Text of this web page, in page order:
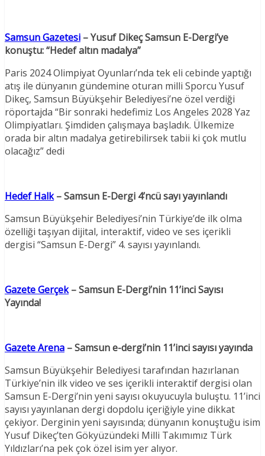
Samsun Gazetesi – Yusuf Dikeç Samsun E-Dergi’ye
konuştu: “Hedef altın madalya”
Paris 2024 Olimpiyat Oyunları’nda tek eli cebinde yaptığı
atış ile dünyanın gündemine oturan milli Sporcu Yusuf
Dikeç, Samsun Büyükşehir Belediyesi’ne özel verdiği
röportajda “Bir sonraki hedefimiz Los Angeles 2028 Yaz
Olimpiyatları. Şimdiden çalışmaya başladık. Ülkemize
orada bir altın madalya getirebilirsek tabii ki çok mutlu
olacağız” dedi
Hedef Halk– Samsun E-Dergi 4’ncü sayı yayınlandı
Samsun Büyükşehir Belediyesi’nin Türkiye’de ilk olma
özelliği taşıyan dijital, interaktif, video ve ses içerikli
dergisi “Samsun E-Dergi” 4. sayısı yayınlandı.
Gazete Gerçek– Samsun E-Dergi’nin 11’inci Sayısı
Yayında!
Gazete Arena – Samsun e-dergi’nin 11’inci sayısı yayında
Samsun Büyükşehir Belediyesi tarafından hazırlanan
Türkiye’nin ilk video ve ses içerikli interaktif dergisi olan
Samsun E-Dergi’nin yeni sayısı okuyucuyla buluştu. 11’inci
sayısı yayınlanan dergi dopdolu içeriğiyle yine dikkat
çekiyor. Derginin yeni sayısında; dünyanın konuştuğu isim
Yusuf Dikeç’ten Gökyüzündeki Milli Takımımız Türk
Yıldızları’na pek çok özel isim yer alıyor.